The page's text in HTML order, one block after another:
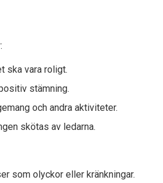
ska vara roligt.
stämning.
och andra aktiviteter.
skötas av ledarna.
som olyckor eller kränkningar.